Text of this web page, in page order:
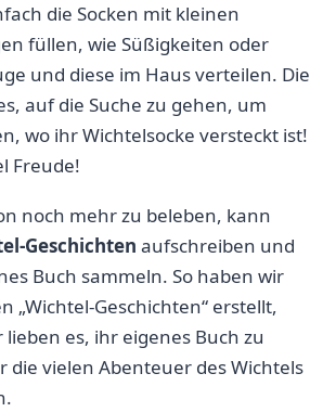
die Socken mit kleinen
füllen, wie Süßigkeiten oder
und diese im Haus verteilen. Die
auf die ⁢Suche zu gehen, um
wo ihr Wichtelsocke versteckt ist!
Freude!
noch mehr zu beleben, kann
Geschichten aufschreiben und
Buch sammeln. ⁢So haben wir
„Wichtel-Geschichten“ erstellt,
​es, ihr eigenes Buch zu⁣
die‍ vielen Abenteuer des Wichtels